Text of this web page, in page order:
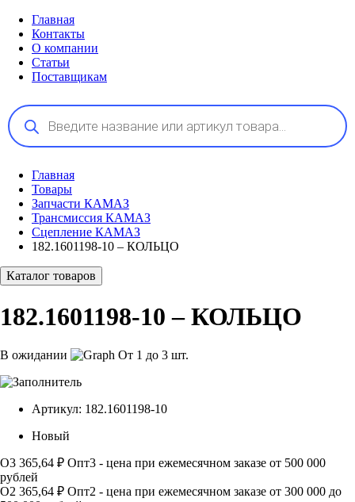
Главная
Контакты
О компании
Статьи
Поставщикам
Поиск
товаров
Главная
Товары
Запчасти КАМАЗ
Трансмиссия КАМАЗ
Сцепление КАМАЗ
182.1601198-10 – КОЛЬЦО
Каталог товаров
182.1601198-10 – КОЛЬЦО
В ожидании От 1 до 3 шт.
Артикул: 182.1601198-10
Новый
О3 365,64 ₽ Опт3 - цена при ежемесячном заказе от 500 000
рублей
О2 365,64 ₽ Опт2 - цена при ежемесячном заказе от 300 000 до